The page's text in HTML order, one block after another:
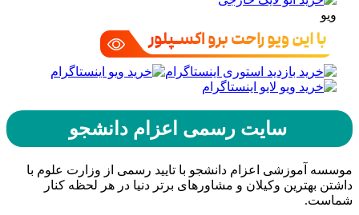
ویو
سایت رسمی اعزام دانشجو
موسسه آموزشی اعزام دانشجو با تایید رسمی از وزارت علوم با
داشتن بهترین وکیلان و مشاورهای برتر دنیا در هر لحظه کنار
شماست.